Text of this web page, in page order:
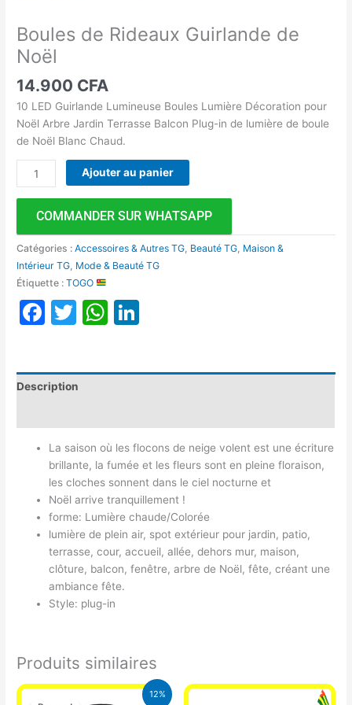
Boules de Rideaux Guirlande de
Noël
14.900 CFA
10 LED Guirlande Lumineuse Boules Lumière Décoration pour
Noël Arbre Jardin Terrasse Balcon Plug-in de lumière de boule
de Noël Blanc Chaud.
Ajouter au panier
COMMANDER SUR WHATSAPP
Catégories :Accessoires & Autres TG, Beauté TG, Maison &
Intérieur TG, Mode & Beauté TG
Étiquette :TOGO
Facebook
TwitterWhatsApp
Description
La saison où les flocons de neige volent est une écriture
brillante, la fumée et les fleurs sont en pleine floraison,
les cloches sonnent dans le ciel nocturne et
Noël arrive tranquillement !
forme: Lumière chaude/Colorée
lumière de plein air, spot extérieur pour jardin, patio,
terrasse, cour, accueil, allée, dehors mur, maison,
clôture, balcon, fenêtre, arbre de Noël, fête, créant une
ambiance fête.
Style: plug-in
Produits similaires
12%
Le
prix
Le
prix